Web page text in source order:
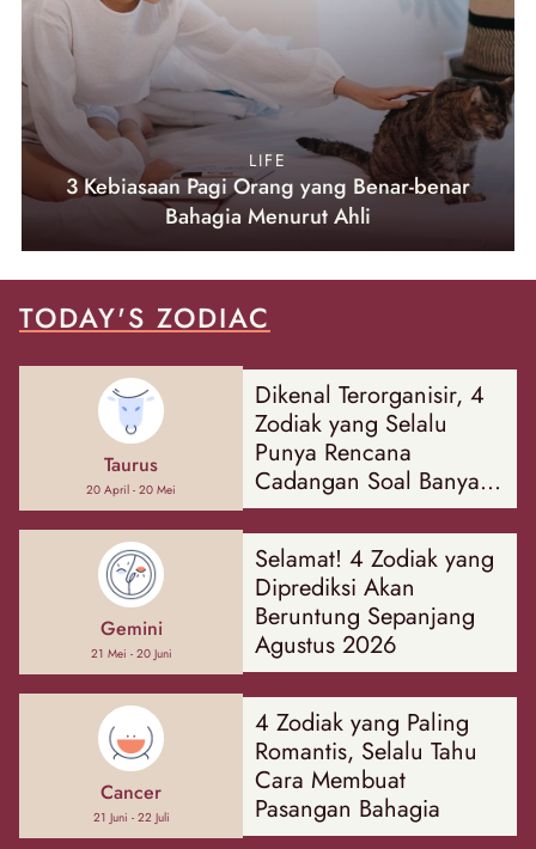
LIFE
3 Kebiasaan Pagi Orang yang Benar-benar
Bahagia Menurut Ahli
TODAY'S ZODIAC
Taurus
20 April - 20 Mei
Dikenal Terorganisir, 4
Zodiak yang Selalu
Punya Rencana
Cadangan Soal Banyak
Hal
Gemini
21 Mei - 20 Juni
Selamat! 4 Zodiak yang
Diprediksi Akan
Beruntung Sepanjang
Agustus 2026
Cancer
21 Juni - 22 Juli
4 Zodiak yang Paling
Romantis, Selalu Tahu
Cara Membuat
Pasangan Bahagia